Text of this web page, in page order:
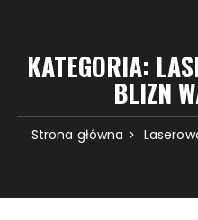
KATEGORIA:
BLIZN
Strona główna